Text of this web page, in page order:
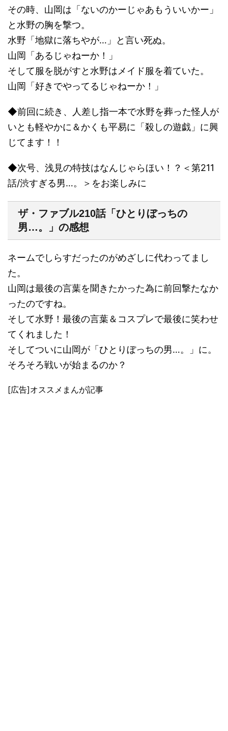
その時、山岡は「ないのかーじゃあもういいかー」
と水野の胸を撃つ。
水野「地獄に落ちやが…」と言い死ぬ。
山岡「あるじゃねーか！」
そして服を脱がすと水野はメイド服を着ていた。
山岡「好きでやってるじゃねーか！」
◆前回に続き、人差し指一本で水野を葬った怪人が
いとも軽やかに＆かくも平易に「殺しの遊戯」に興
じてます！！
◆次号、浅見の特技はなんじゃらほい！？＜第211
話/渋すぎる男…。＞をお楽しみに
ザ・ファブル210話「ひとりぼっちの
男…。」の感想
ネームでしらすだったのがめざしに代わってまし
た。
山岡は最後の言葉を聞きたかった為に前回撃たなか
ったのですね。
そして水野！最後の言葉＆コスプレで最後に笑わせ
てくれました！
そしてついに山岡が「ひとりぼっちの男…。」に。
そろそろ戦いが始まるのか？
[広告]オススメまんが記事